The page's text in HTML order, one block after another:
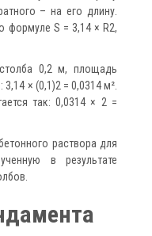
– на его длину.
формуле S = 3,14 × R2,
0,2 м, площадь
× (0,1)2 = 0,0314 м².
так: 0,0314 × 2 =
раствора для
в результате